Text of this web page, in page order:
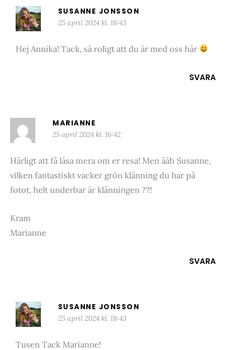
SUSANNE JONSSON
25 april 2024 kl. 18:43
Hej Annika! Tack, så roligt att du är med oss här
SVARA
MARIANNE
25 april 2024 kl. 16:42
Härligt att få läsa mera om er resa! Men ååh Susanne,
vilken fantastiskt vacker grön klänning du har på
fotot, helt underbar är klänningen ??!
Kram
Marianne
SVARA
SUSANNE JONSSON
25 april 2024 kl. 18:43
Tusen Tack Marianne!